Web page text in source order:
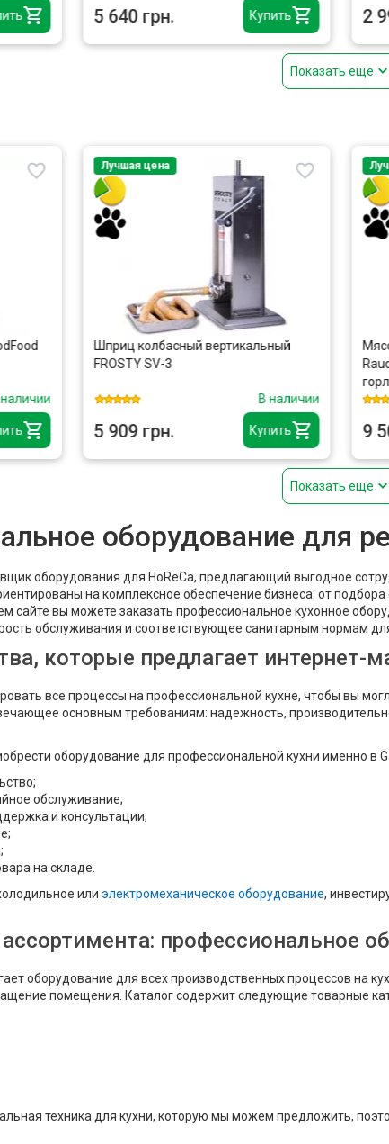
Купить
5 640 грн. 2
Показать еще
Купить
Лучшая цена
Шприц колбасный вертикальный
FROSTY SV-3
В наличии
5 909 грн. 9
Показать еще
оборудование для
оборудования для HoReCa, предлагающий выгодное
на комплексное обеспечение бизнеса: от
сайте вы можете заказать профессиональное кухонное
обслуживания и соответствующее санитарным нормам
которые предлагает интернет-
все процессы на профессиональной кухне, чтобы вы
основным требованиям: надежность,
оборудование для профессиональной кухни именно в
обслуживание;
и консультации;
на складе.
или электромеханическое оборудование,
профессиональное
оборудование для всех производственных процессов на
помещения. Каталог содержит следующие товарные
техника для кухни, которую мы можем предложить,